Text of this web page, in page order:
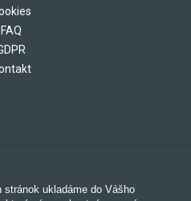
FAQ
stránok ukladáme do Vášho